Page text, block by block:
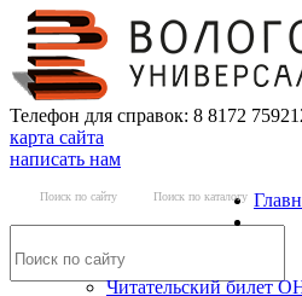
Телефон для справок: 8 8172
карта сайта
написать нам
Поиск по сайту Поиск по каталогу
Читательский билет